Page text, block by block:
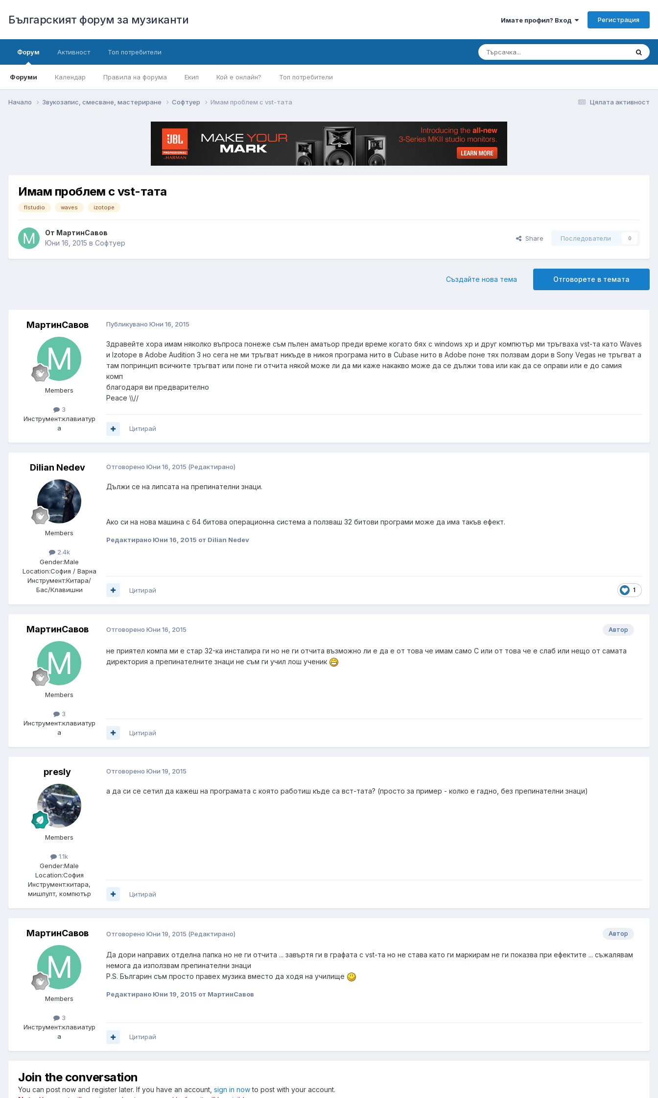
Българският форум за музиканти Имате профил? Вход Регистрация
Форум
Форуми Календар Правила на форума Екип Кой е онлайн? Топ потребители
Активност Топ потребители
Цялата активност
Начало Звукозапис, смесване, мастериране Софтуер Имам проблем с vst-тата
Имам проблем с vst-тата
flstudio waves izotope
От МартинСавов
Юни 16, 2015 в Софтуер
Share Последователи 0
Отговорете в темата
Създайте нова тема
МартинСавов
Members
3
Инструмент:клавиатур
а
Публикувано Юни 16, 2015
Здравейте хора имам няколко въпроса понеже съм пълен аматьор преди време когато бях с windows xp и друг компютър ми тръгваха vst-та като Waves
и Izotope в Adobe Audition 3 но сега не ми тръгват никъде в никоя програма нито в Cubase нито в Adobe поне тях ползвам дори в Sony Vegas не тръгват а
там попринцип всичките тръгват или поне ги отчита някой може ли да ми каже накакво може да се дължи това или как да се оправи или е до самия
комп
благодаря ви предварително
Peace \\//
Цитирай
Dilian Nedev
Members
2.4k
Gender:Male
Location:София / Варна
Инструмент:Китара/
Бас/Клавишни
Отговорено Юни 16, 2015 (Редактирано)
Дължи се на липсата на препинателни знаци.
Ако си на нова машина с 64 битова операционна система а ползваш 32 битови програми може да има такъв ефект.
Редактирано Юни 16, 2015 от Dilian Nedev
1
Цитирай
МартинСавов
Members
3
Инструмент:клавиатур
а
Автор
Отговорено Юни 16, 2015
не приятел компа ми е стар 32-ка инсталира ги но не ги отчита възможно ли е да е от това че имам само C или от това че е слаб или нещо от самата
директория а препинателните знаци не съм ги учил лош ученик
Цитирай
presly
Members
1.1k
Gender:Male
Location:София
Инструмент:китара,
мишпулт, компютър
Отговорено Юни 19, 2015
а да си се сетил да кажеш на програмата с която работиш къде са вст-тата? (просто за пример - колко е гадно, без препинателни знаци)
Цитирай
МартинСавов
Members
3
Инструмент:клавиатур
а
Автор
Отговорено Юни 19, 2015 (Редактирано)
Да дори направих отделна папка но не ги отчита ... завъртя ги в графата с vst-та но не става като ги маркирам не ги показва при ефектите ... съжалявам
немога да използвам препинателни знаци
P.S. Българин съм просто правех музика вместо да ходя на училище
Редактирано Юни 19, 2015 от МартинСавов
Цитирай
Join the conversation
You can post now and register later. If you have an account, sign in nowto post with your account.